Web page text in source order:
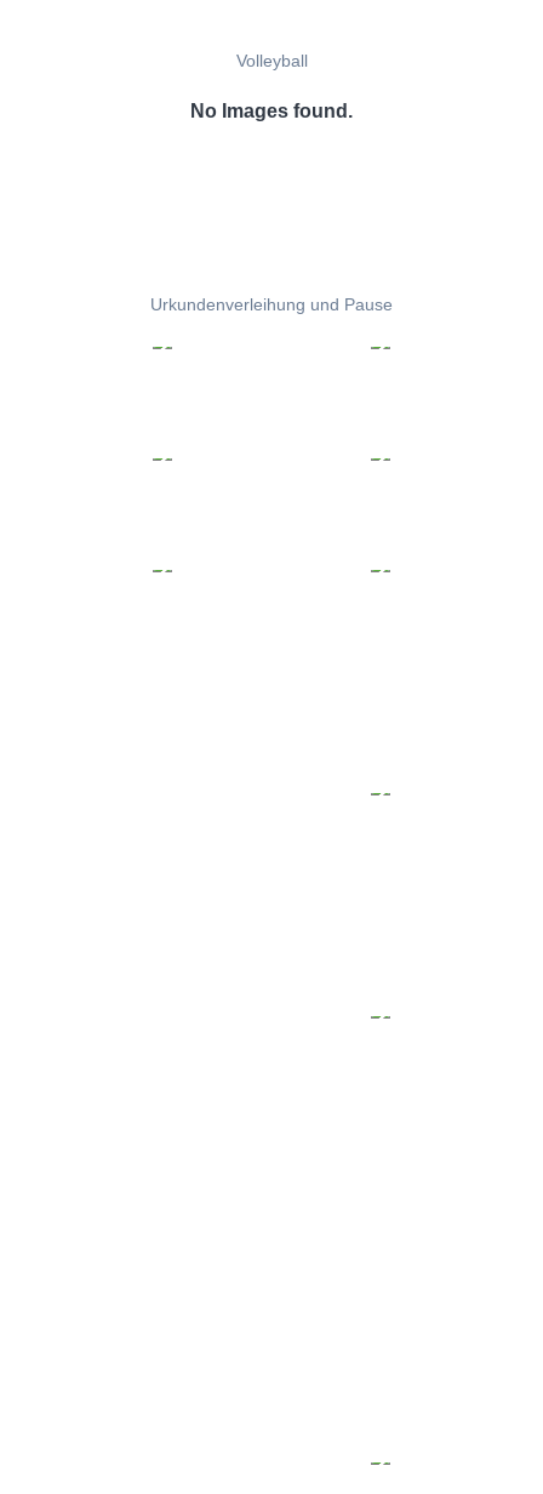
Volleyball
No Images found.
Urkundenverleihung und Pause